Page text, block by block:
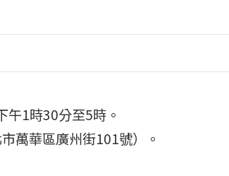
午1時30分至5時。
萬華區廣州街101號）。